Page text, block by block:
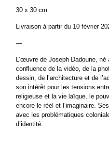
30 x 30 cm
Livraison à partir du 10 février
—
L’œuvre de Joseph Dadoune,
confluence de la vidéo, de la
dessin, de l’architecture et de
son intérêt pour les tensions
religieuse et la vie laïque, le
encore le réel et l’imaginaire.
avec les problématiques
d’identité.